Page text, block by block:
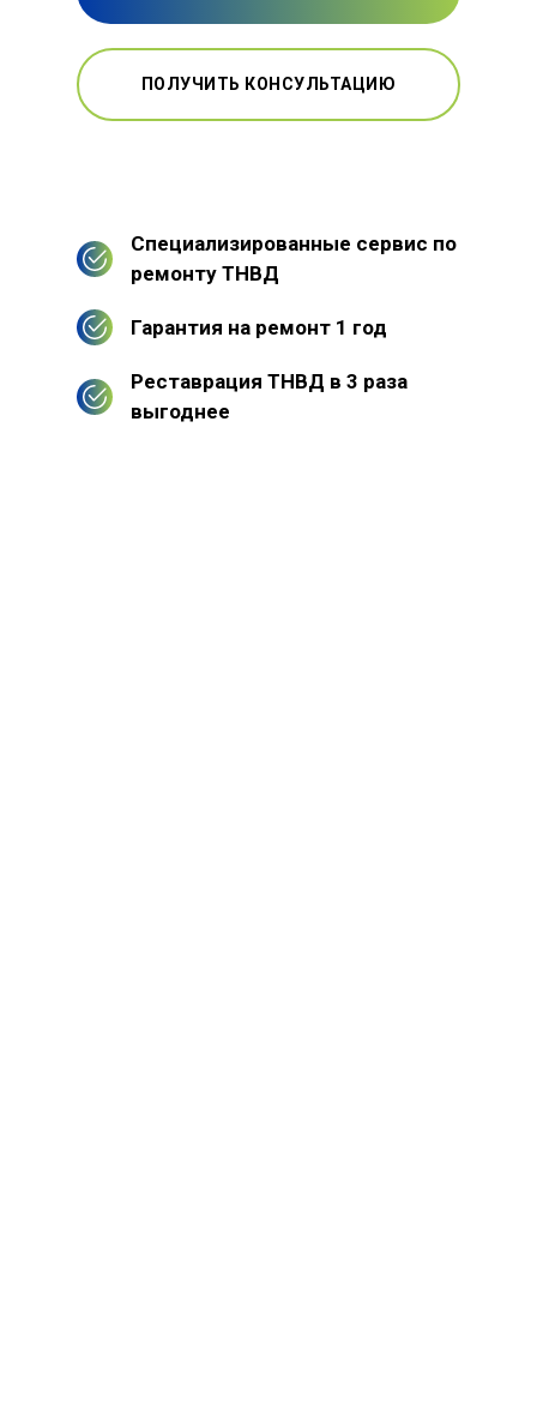
ПОЛУЧИТЬ КОНСУЛЬТАЦИЮ
Специализированные сервис по
ремонту ТНВД
Гарантия на ремонт 1 год
Реставрация ТНВД в 3 раза
выгоднее